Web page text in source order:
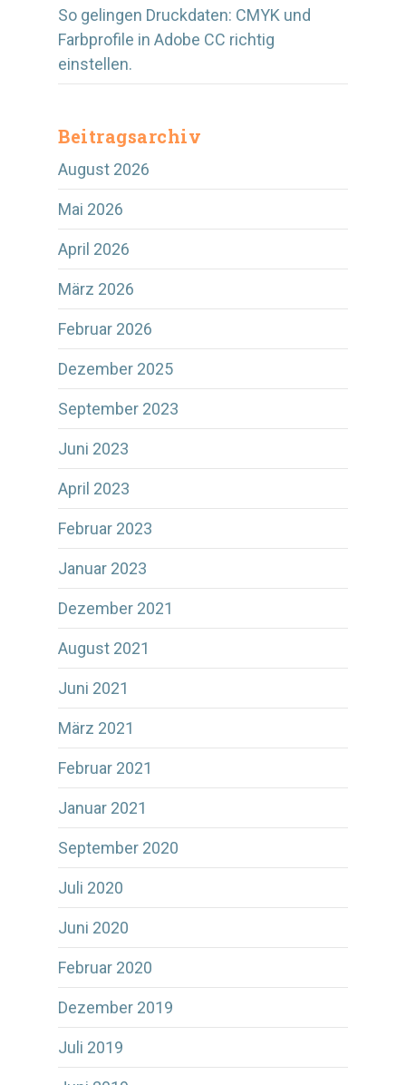
So gelingen Druckdaten: CMYK und
Farbprofile in Adobe CC richtig
einstellen.
Beitragsarchiv
August 2026
Mai 2026
April 2026
März 2026
Februar 2026
Dezember 2025
September 2023
Juni 2023
April 2023
Februar 2023
Januar 2023
Dezember 2021
August 2021
Juni 2021
März 2021
Februar 2021
Januar 2021
September 2020
Juli 2020
Juni 2020
Februar 2020
Dezember 2019
Juli 2019